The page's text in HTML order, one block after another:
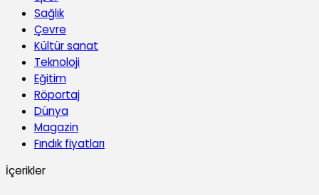
Sağlık
Çevre
Kültür sanat
Teknoloji
Eğitim
Röportaj
Dünya
Magazin
Fındık fiyatları
İçerikler